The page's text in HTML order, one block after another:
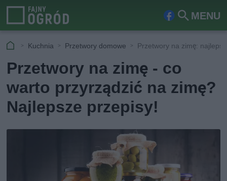
MENU
Fa
ook
Szu
kaj
Kuchnia Przetwory domowe Przetwory na zimę:
Przetwory na zimę - co
warto przyrządzić na zimę?
Najlepsze przepisy!